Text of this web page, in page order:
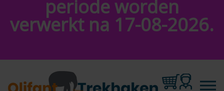
periode worden
verwerkt na 17-08-2026.